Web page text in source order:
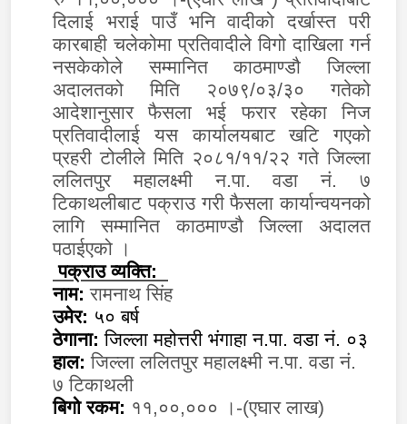
दिलाई भराई पाउँ भनि वादीको दर्खास्त परी
कारबाही चलेकोमा प्रतिवादीले विगो दाखिला गर्न
नसकेकोले सम्मानित काठमाण्डौ जिल्ला
अदालतको मिति २०७९/०३/३० गतेको
आदेशानुसार फैसला भई फरार रहेका निज
प्रतिवादीलाई यस कार्यालयबाट खटि गएको
प्रहरी टोलीले मिति २०८१/११/२२ गते जिल्ला
ललितपुर महालक्ष्मी न.पा. वडा नं. ७
टिकाथलीबाट पक्राउ गरी फैसला कार्यान्वयनको
लागि सम्मानित काठमाण्डौ जिल्ला अदालत
पठाईएको ।
पक्राउ व्यक्ति:
नाम:रामनाथ सिंह
उमेर: ५० बर्ष
ठेगाना:जिल्ला महोत्तरी भंगाहा न.पा. वडा नं. ०३
हाल:जिल्ला ललितपुर महालक्ष्मी न.पा. वडा नं.
७ टिकाथली
बिगो रकम: ११,००,००० ।-(एघार लाख)